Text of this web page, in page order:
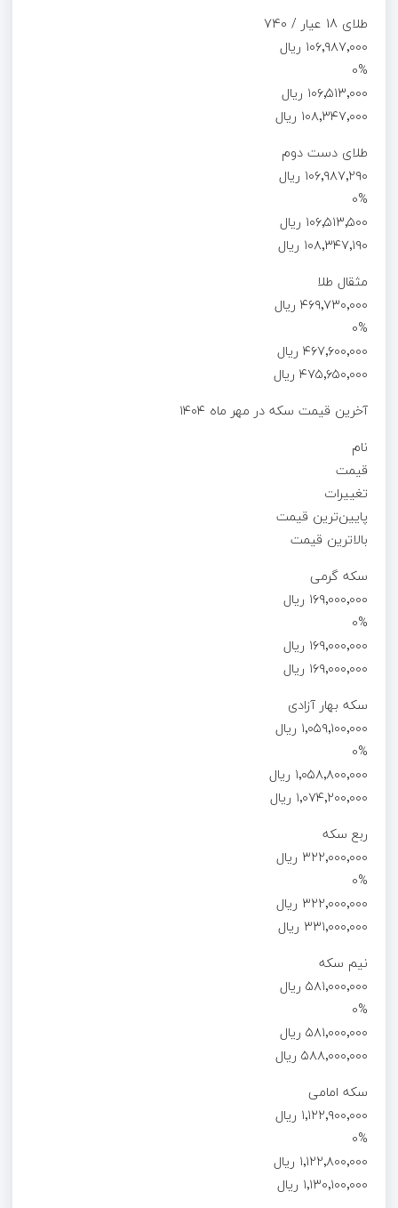
طلای 18 عیار / 740
۱۰۶٬۹۸۷٬۰۰۰ ریال
0%
۱۰۶٬۵۱۳٬۰۰۰ ریال
۱۰۸٬۳۴۷٬۰۰۰ ریال
طلای دست دوم
۱۰۶٬۹۸۷٬۲۹۰ ریال
0%
۱۰۶٬۵۱۳٬۵۰۰ ریال
۱۰۸٬۳۴۷٬۱۹۰ ریال
مثقال طلا
۴۶۹٬۷۳۰٬۰۰۰ ریال
0%
۴۶۷٬۶۰۰٬۰۰۰ ریال
۴۷۵٬۶۵۰٬۰۰۰ ریال
آخرین قیمت سکه در مهر ماه ۱۴۰۴
نام
قیمت
تغییرات
پایین‌ترین قیمت
بالاترین قیمت
سکه گرمی
۱۶۹٬۰۰۰٬۰۰۰ ریال
0%
۱۶۹٬۰۰۰٬۰۰۰ ریال
۱۶۹٬۰۰۰٬۰۰۰ ریال
سکه بهار آزادی
۱٬۰۵۹٬۱۰۰٬۰۰۰ ریال
0%
۱٬۰۵۸٬۸۰۰٬۰۰۰ ریال
۱٬۰۷۴٬۲۰۰٬۰۰۰ ریال
ربع سکه
۳۲۲٬۰۰۰٬۰۰۰ ریال
0%
۳۲۲٬۰۰۰٬۰۰۰ ریال
۳۳۱٬۰۰۰٬۰۰۰ ریال
نیم سکه
۵۸۱٬۰۰۰٬۰۰۰ ریال
0%
۵۸۱٬۰۰۰٬۰۰۰ ریال
۵۸۸٬۰۰۰٬۰۰۰ ریال
سکه امامی
۱٬۱۲۲٬۹۰۰٬۰۰۰ ریال
0%
۱٬۱۲۲٬۸۰۰٬۰۰۰ ریال
۱٬۱۳۰٬۱۰۰٬۰۰۰ ریال